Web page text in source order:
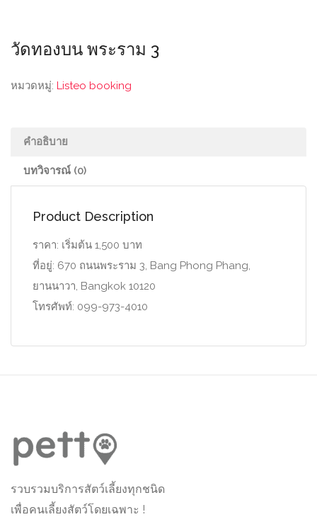
วัดทองบน พระราม 3
หมวดหมู่: Listeo booking
คำอธิบาย
บทวิจารณ์ (0)
Product Description
ราคา: เริ่มต้น 1,500 บาท
ที่อยู่: 670 ถนนพระราม 3, Bang Phong Phang,
ยานนาวา, Bangkok 10120
โทรศัพท์: 099-973-4010
รวบรวมบริการสัตว์เลี้ยงทุกชนิด
เพื่อคนเลี้ยงสัตว์โดยเฉพาะ !